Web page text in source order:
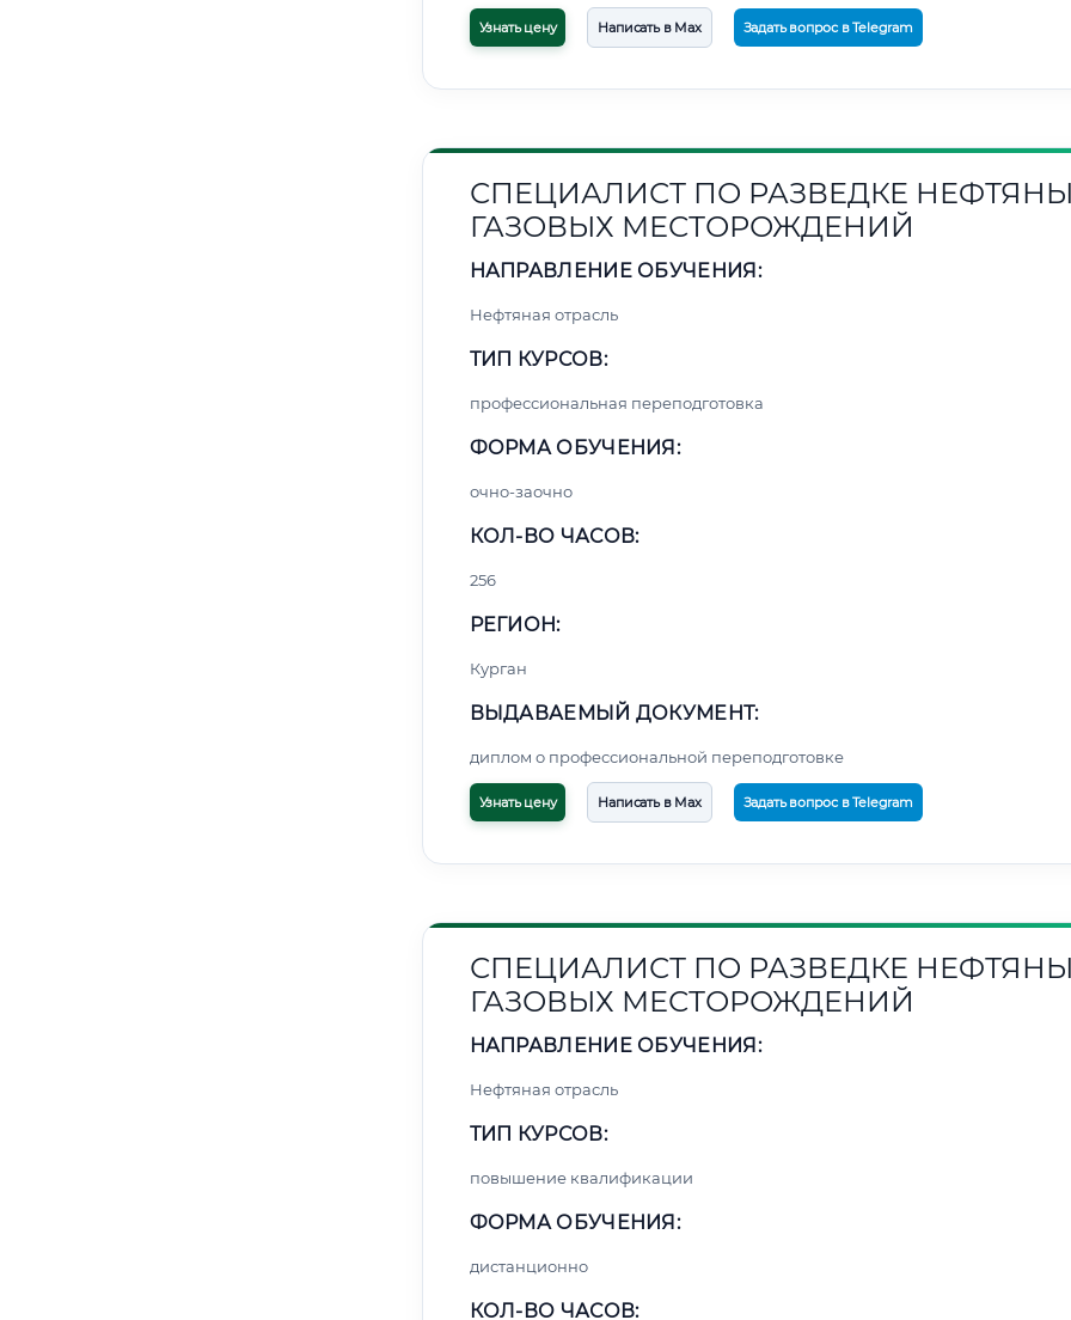
Узнать цену Написать в Max Задать вопрос в Telegram
СПЕЦИАЛИСТ ПО РАЗВЕДКЕ
ГАЗОВЫХ МЕСТОРОЖДЕНИЙ
НАПРАВЛЕНИЕ ОБУЧЕНИЯ:
Нефтяная отрасль
ТИП КУРСОВ:
профессиональная переподготовка
ФОРМА ОБУЧЕНИЯ:
очно-заочно
КОЛ-ВО ЧАСОВ:
256
РЕГИОН:
Курган
ВЫДАВАЕМЫЙ ДОКУМЕНТ:
диплом о профессиональной переподготовке
Узнать цену Написать в Max Задать вопрос в Telegram
СПЕЦИАЛИСТ ПО РАЗВЕДКЕ
ГАЗОВЫХ МЕСТОРОЖДЕНИЙ
НАПРАВЛЕНИЕ ОБУЧЕНИЯ:
Нефтяная отрасль
ТИП КУРСОВ:
повышение квалификации
ФОРМА ОБУЧЕНИЯ:
дистанционно
КОЛ-ВО ЧАСОВ: